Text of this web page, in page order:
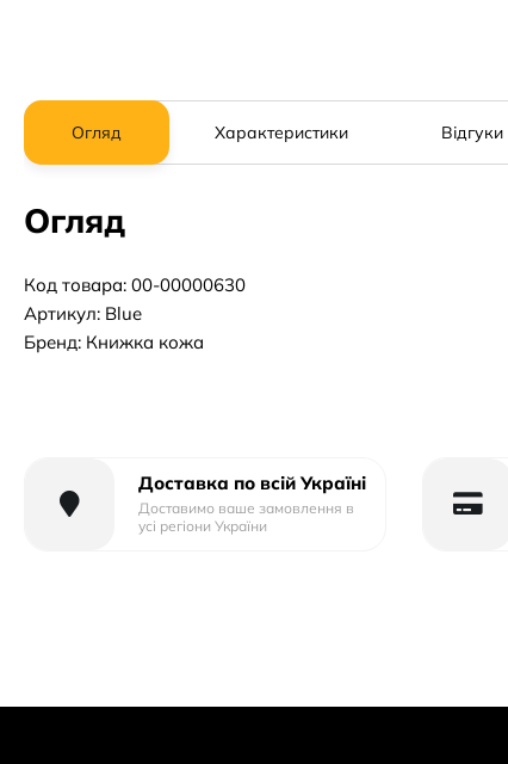
Огляд Характеристики Відгуки
Огляд
Код товара: 00-00000630
Артикул: Blue
Бренд: Книжка кожа
Доставка по всій Україні
Доставимо ваше замовлення в
усі регіони України